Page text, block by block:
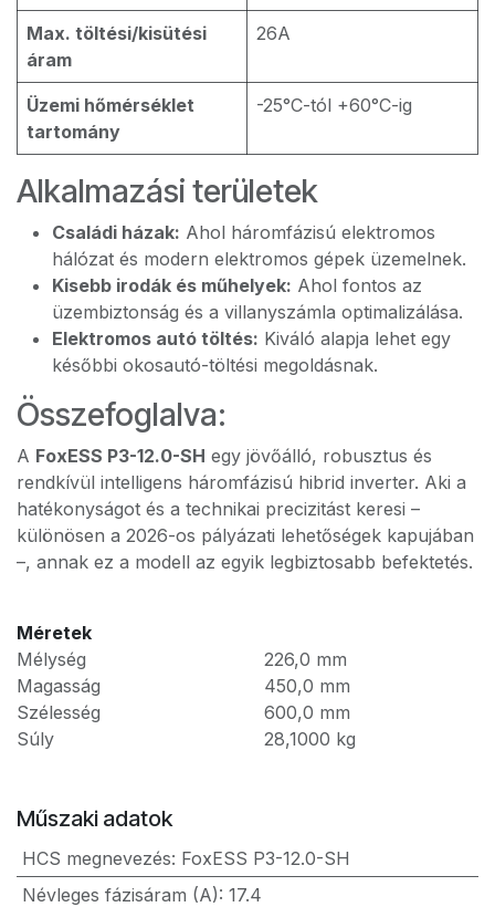
Max. töltési/kisütési
áram
26A
Üzemi hőmérséklet
tartomány
-25°C-tól +60°C-ig
Alkalmazási területek
Családi házak: Ahol háromfázisú elektromos
hálózat és modern elektromos gépek üzemelnek.
Kisebb irodák és műhelyek: Ahol fontos az
üzembiztonság és a villanyszámla optimalizálása.
Elektromos autó töltés: Kiváló alapja lehet egy
későbbi okosautó-töltési megoldásnak.
Összefoglalva:
A FoxESS P3-12.0-SH egy jövőálló, robusztus és
rendkívül intelligens háromfázisú hibrid inverter. Aki a
hatékonyságot és a technikai precizitást keresi –
különösen a 2026-os pályázati lehetőségek kapujában
–, annak ez a modell az egyik legbiztosabb befektetés.
Méretek
Mélység
226,0 mm
Magasság
450,0 mm
Szélesség
600,0 mm
Súly
28,1000 kg
Műszaki adatok
HCS megnevezés: FoxESS P3-12.0-SH
Névleges fázisáram (A): 17.4